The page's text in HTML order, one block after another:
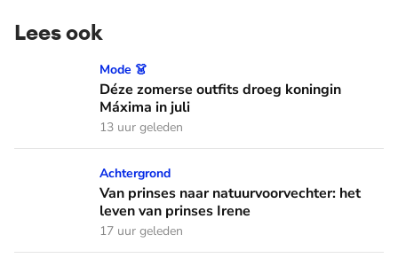
Lees ook
Déze zomerse outfits droeg koningin Máxima in juli
Mode 👗
Déze zomerse outfits droeg koningin
Máxima in juli
13 uur geleden
Van prinses naar natuurvoorvechter: het leven van prinses
Achtergrond
Van prinses naar natuurvoorvechter: het
leven van prinses Irene
17 uur geleden